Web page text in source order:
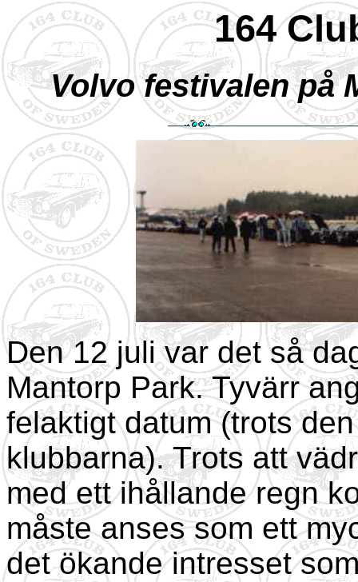
164
Volvo festivalen på
Den 12 juli var det så
Mantorp Park. Tyvärr
felaktigt datum (trots
klubbarna). Trots att
med ett ihållande regn
måste anses som ett
det ökande intresset